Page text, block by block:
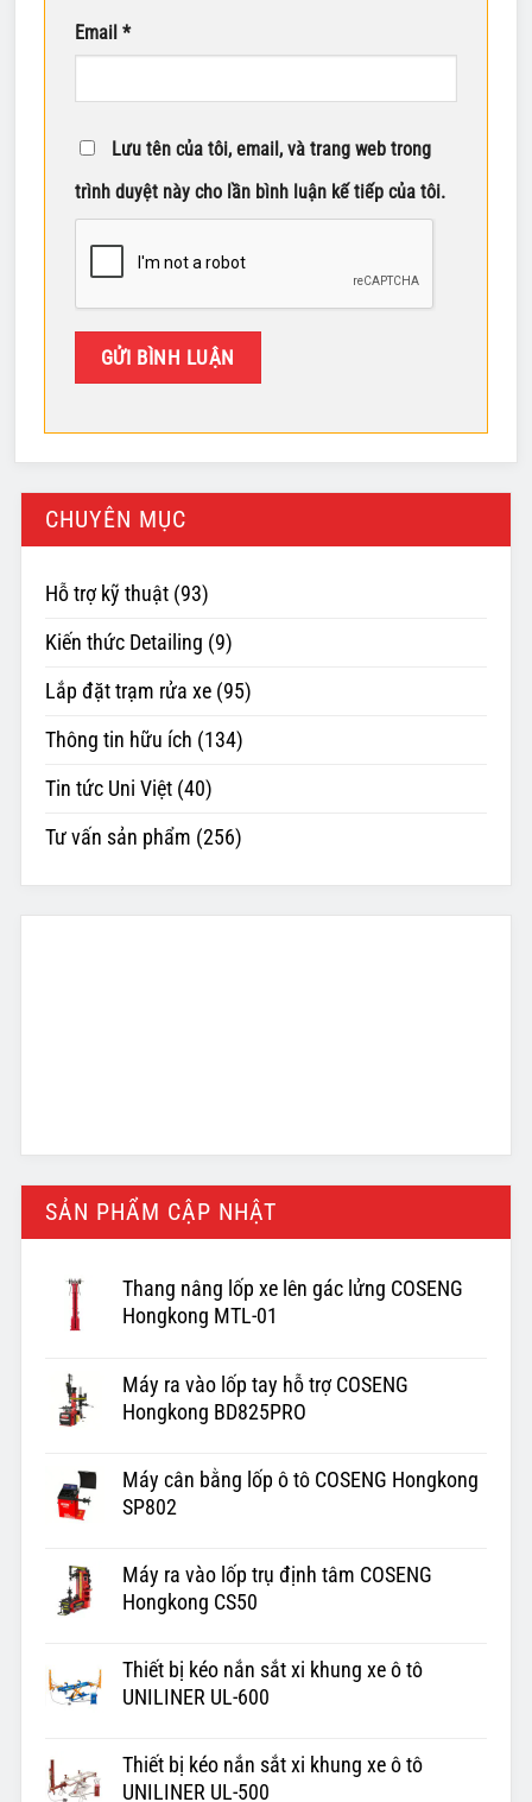
CHUYÊN MỤC
Hỗ trợ kỹ thuật (93)
Kiến thức Detailing (9)
Lắp đặt trạm rửa xe (95)
Thông tin hữu ích (134)
Tin tức Uni Việt (40)
Tư vấn sản phẩm (256)
SẢN PHẨM CẬP NHẬT
Thang nâng lốp xe lên gác lửng COSENG
Hongkong MTL-01
Máy ra vào lốp tay hỗ trợ COSENG
Hongkong BD825PRO
Máy cân bằng lốp ô tô COSENG Hongkong
SP802
Máy ra vào lốp trụ định tâm COSENG
Hongkong CS50
Thiết bị kéo nắn sắt xi khung xe ô tô
UNILINER UL-600
Thiết bị kéo nắn sắt xi khung xe ô tô
UNILINER UL-500
Email *
Lưu tên của tôi, email, và trang web trong
trình duyệt này cho lần bình luận kế tiếp của tôi.